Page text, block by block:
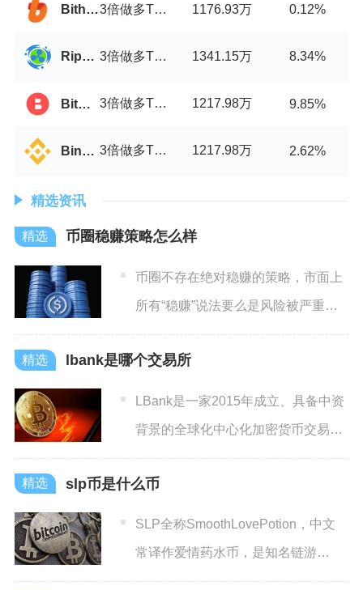
Bithumb 3倍做多TRYB币/USDT 1176.93万 0.12%
Ripple China 3倍做多TRYB币/USDT 1341.15万 8.34%
BitStorage 3倍做多TRYB币/USDT 1217.98万 9.85%
Binance 3倍做多TRYB币/USDT 1217.98万 2.62%
精选资讯
币圈稳赚策略怎么样
币圈不存在绝对稳赚的策略，市面上
所有“稳赚”说法要么是风险被严重低
估，要么就是骗局；普通用
lbank是哪个交易所
LBank是一家2015年成立、具备中资
背景的全球化中心化加密货币交易
所，也是币圈深耕现货
slp币是什么币
SLP全称SmoothLovePotion，中文
常译作爱情药水币，是知名链游
AxieInf